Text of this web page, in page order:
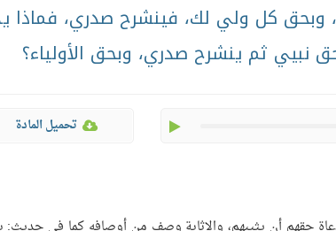
وبحق كل ولي لك، فينشرح صدري، فماذا
نبيي ثم ينشرح صدري، وبحق الأولياء؟
تحميل المادة